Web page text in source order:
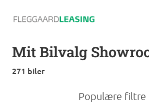
Mit Bilvalg
271 biler
Populære filtre